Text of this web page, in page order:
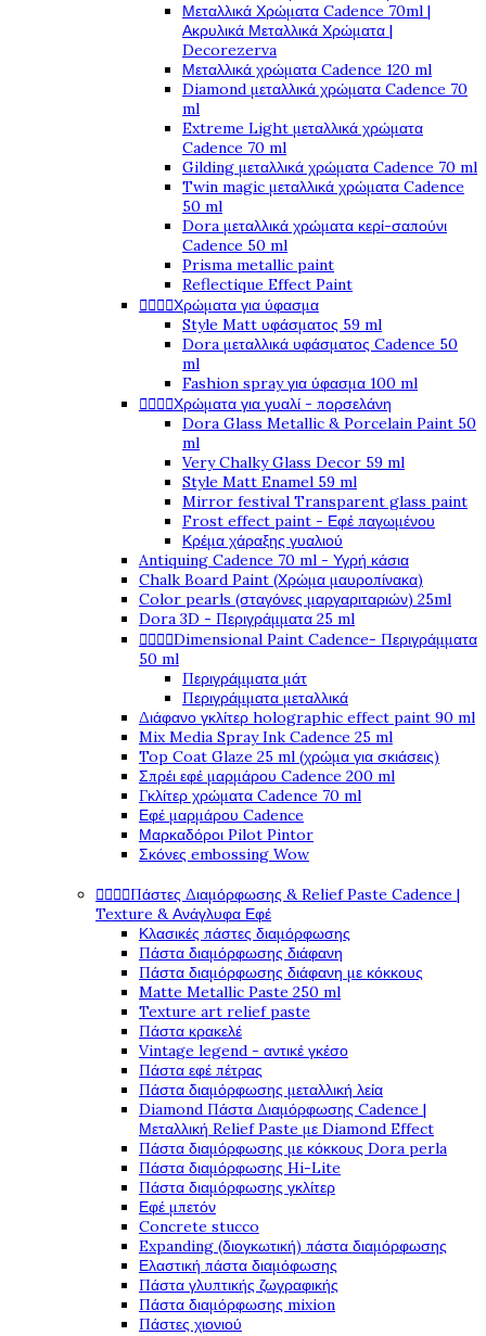
Μεταλλικά Χρώματα Cadence 70ml |
Ακρυλικά Μεταλλικά Χρώματα |
Decorezerva
Μεταλλικά χρώματα Cadence 120 ml
Diamond μεταλλικά χρώματα Cadence 70
ml
Extreme Light μεταλλικά χρώματα
Cadence 70 ml
Gilding μεταλλικά χρώματα Cadence 70 ml
Twin magic μεταλλικά χρώματα Cadence
50 ml
Dora μεταλλικά χρώματα κερί-σαπούνι
Cadence 50 ml
Prisma metallic paint
Reflectique Effect Paint
Χρώματα για ύφασμα
Style Matt υφάσματος 59 ml
Dora μεταλλικά υφάσματος Cadence 50
ml
Fashion spray για ύφασμα 100 ml
Χρώματα για γυαλί - πορσελάνη
Dora Glass Metallic & Porcelain Paint 50
ml
Very Chalky Glass Decor 59 ml
Style Matt Enamel 59 ml
Mirror festival Transparent glass paint
Frost effect paint - Εφέ παγωμένου
Κρέμα χάραξης γυαλιού
Antiquing Cadence 70 ml - Υγρή κάσια
Chalk Board Paint (Χρώμα μαυροπίνακα)
Color pearls (σταγόνες μαργαριταριών) 25ml
Dora 3D - Περιγράμματα 25 ml
Dimensional Paint Cadence- Περιγράμματα
50 ml
Περιγράμματα μάτ
Περιγράμματα μεταλλικά
Διάφανο γκλίτερ holographic effect paint 90 ml
Mix Media Spray Ink Cadence 25 ml
Top Coat Glaze 25 ml (χρώμα για σκιάσεις)
Σπρέι εφέ μαρμάρου Cadence 200 ml
Γκλίτερ χρώματα Cadence 70 ml
Εφέ μαρμάρου Cadence
Μαρκαδόροι Pilot Pintor
Σκόνες embossing Wow
Πάστες Διαμόρφωσης & Relief Paste Cadence |
Texture & Ανάγλυφα Εφέ
Κλασικές πάστες διαμόρφωσης
Πάστα διαμόρφωσης διάφανη
Πάστα διαμόρφωσης διάφανη με κόκκους
Matte Metallic Paste 250 ml
Texture art relief paste
Πάστα κρακελέ
Vintage legend - αντικέ γκέσο
Πάστα εφέ πέτρας
Πάστα διαμόρφωσης μεταλλική λεία
Diamond Πάστα Διαμόρφωσης Cadence |
Μεταλλική Relief Paste με Diamond Effect
Πάστα διαμόρφωσης με κόκκους Dora perla
Πάστα διαμόρφωσης Hi-Lite
Πάστα διαμόρφωσης γκλίτερ
Εφέ μπετόν
Concrete stucco
Expanding (διογκωτική) πάστα διαμόρφωσης
Ελαστική πάστα διαμόφωσης
Πάστα γλυπτικής ζωγραφικής
Πάστα διαμόρφωσης mixion
Πάστες χιονιού